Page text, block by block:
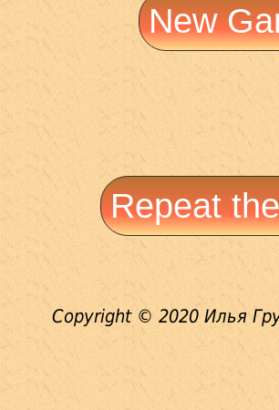
New
Repeat
Copyright © 2020 Илья